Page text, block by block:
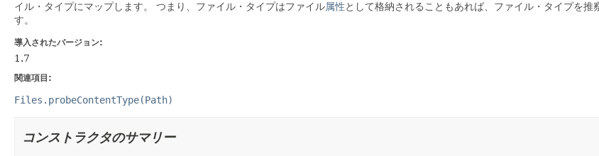
イル・タイプにマップします。
つまり、ファイル・タイプはファイル属性として格納されることもあれば、ファイル・タイプを
す。
導入されたバージョン:
1.7
関連項目:
Files.probeContentType(Path)
コンストラクタのサマリー